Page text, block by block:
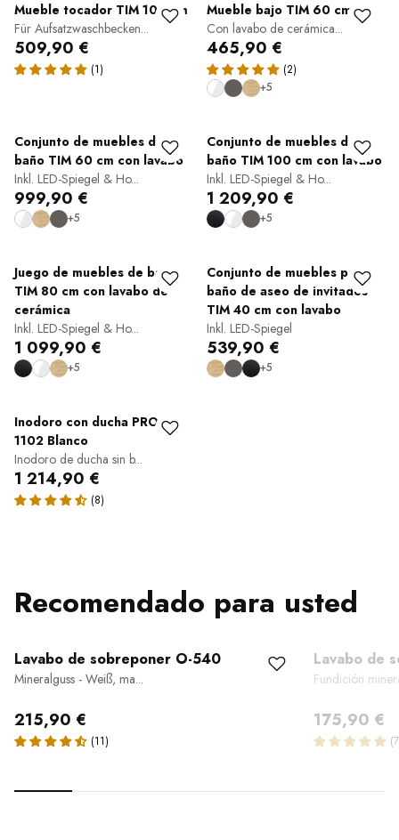
Mueble tocador TIM 100 cm
Für Aufsatzwaschbecken...
509,90 €
Mueble bajo TIM 60 cm
Con lavabo de cerámica...
465,90 €
+5
Conjunto de muebles de
baño TIM 60 cm con lavabo
Inkl. LED-Spiegel & Ho...
999,90 €
+5
Conjunto de muebles de
baño TIM 100 cm con lavabo
Inkl. LED-Spiegel & Ho...
1 209,90 €
+5
Juego de muebles de baño
TIM 80 cm con lavabo de
cerámica
Inkl. LED-Spiegel & Ho...
1 099,90 €
+5
Conjunto de muebles para
baño de aseo de invitados
TIM 40 cm con lavabo
Inkl. LED-Spiegel
539,90 €
+5
Inodoro con ducha PRO+
1102 Blanco
Inodoro de ducha sin b...
1 214,90 €
Recomendado para usted
Lavabo de sobreponer O-540
Mineralguss - Weiß, ma...
215,90 €
Lavabo de
Fundición
175,90 €